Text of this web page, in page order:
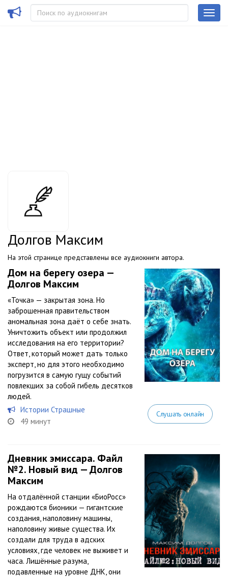
Долгов Максим
На этой странице представлены все аудиокниги автора.
Дом на берегу озера —
Долгов Максим
«Точка» — закрытая зона. Но
заброшенная правительством
аномальная зона даёт о себе знать.
Уничтожить объект или продолжил
исследования на его территории?
Ответ, который может дать только
эксперт, но для этого необходимо
погрузится в самую гущу событий
повлекших за собой гибель десятков
людей.
Истории Страшные
49 минут
Слушать онлайн
Дневник эмиссара. Файл
№2. Новый вид — Долгов
Максим
На отдалённой станции «БиоРосс»
рождаются бионики — гигантские
создания, наполовину машины,
наполовину живые существа. Их
создали для труда в адских
условиях, где человек не выживет и
часа. Лишённые разума,
подавленные на уровне ДНК, они